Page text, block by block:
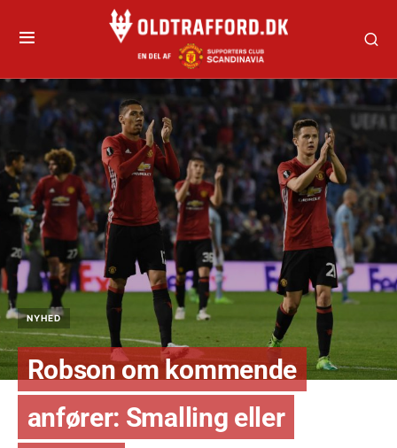
NYHED
Robson om kommende
anfører: Smalling eller